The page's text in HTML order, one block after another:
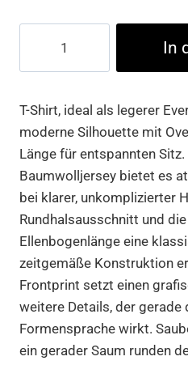
Freedom
Chrome
Tee
Menge
In
T-Shirt, ideal als legerer
moderne Silhouette mit
Länge für entspannten
Baumwolljersey bietet es
bei klarer, unkomplizierter
Rundhalsausschnitt und
Ellenbogenlänge eine
zeitgemäße Konstruktion
Frontprint setzt einen
weitere Details, der gerade
Formensprache wirkt.
ein gerader Saum runden